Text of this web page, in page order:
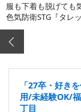
服も下着も脱げても
色気防衛STG『タレ
「27卒・好き
用/未経験OK/
丁目